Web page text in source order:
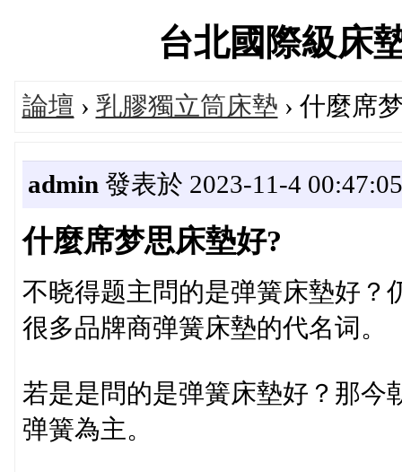
台北國際級床
論壇 › 乳膠獨立筒床墊 › 什麼席
admin 發表於 2023-11-4 00:47:05
什麼席梦思床墊好?
不晓得题主問的是弹簧床墊好？
很多品牌商弹簧床墊的代名词。
若是是問的是弹簧床墊好？那今
弹簧為主。